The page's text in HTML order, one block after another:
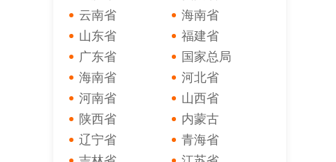
云南省
海南省
山东省
福建省
广东省
国家总局
海南省
河北省
河南省
山西省
陕西省
内蒙古
辽宁省
青海省